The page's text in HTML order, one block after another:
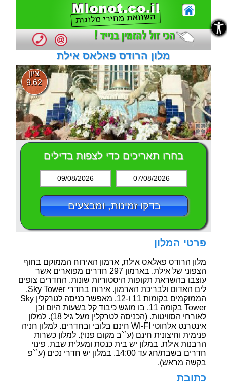
מלון הרודס פאלאס אילת
ציון
9.62
בחרו תאריכים כדי לצפות בדילים
09/08/2026 07/08/2026
בדקו זמינות, ומבצעים
פרטי המלון
מלון הרודס פאלאס אילת, ארמון האירוח הממוקם בחוף
הצפוני של אילת. בארמון 297 חדרים מפוארים אשר
עוצבו בהשראת תקופות היסטוריות שונות. החדרים צופים
לים האדום ולבריכת הארמון. אירוח בחדרי Sky Tower,
הממוקמים בקומות 11 ו-12, מאפשר כניסה לטרקלין Sky
Tower בקומה 11, בו מוגש כיבוד קל בשעות היום וכן
לאורחי הסוויטות. (הכניסה לטרקלין מעל גיל 18). למלון
אינטרנט אלחוטי WI-FI חינם בלובי ובחדרים. למלון חניה
פנימית וחיצונית חינם (ע``ב מקום פנוי). למלון כשרות
הרבנות אילת. במלון יש בית כנסת ומעלית שבת. פינוי
חדרים בשבת/חג עד 14:00, במלון יש חדרי נכים (ע``פ
בקשה מראש).
כתובת
נגישות
נגישות